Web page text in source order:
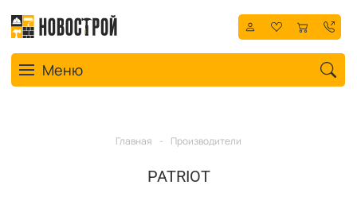
Toggle navigation
Меню
Главная - Производители
PATRIOT